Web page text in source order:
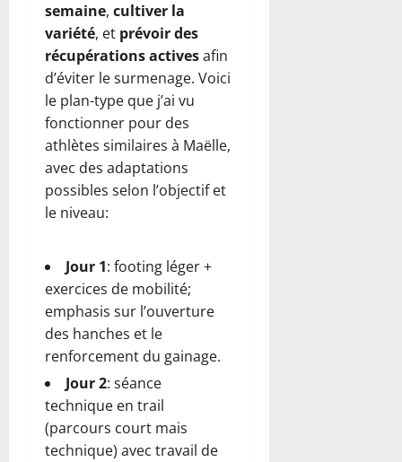
semaine, cultiver la
variété, et prévoir des
récupérations activesafin
d’éviter le surmenage. Voici
le plan-type que j’ai vu
fonctionner pour des
athlètes similaires à Maëlle,
avec des adaptations
possibles selon l’objectif et
le niveau:
Jour 1: footing léger +
exercices de mobilité;
emphasis sur l’ouverture
des hanches et le
renforcement du gainage.
Jour 2: séance
technique en trail
(parcours court mais
technique) avec travail de